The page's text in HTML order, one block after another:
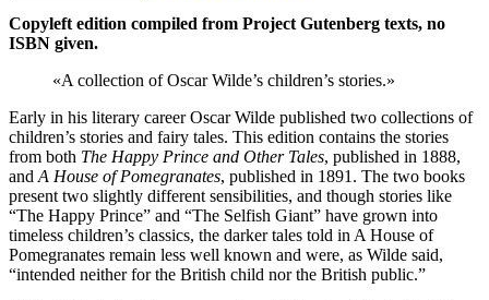
Copyleft edition compiled from Project Gutenberg texts, no
ISBN given.
«A collection of Oscar Wilde’s children’s stories.»
Early in his literary career Oscar Wilde published two collections of
children’s stories and fairy tales. This edition contains the stories
from both The Happy Prince and Other Tales, published in 1888,
and A House of Pomegranates, published in 1891. The two books
present two slightly different sensibilities, and though stories like
“The Happy Prince” and “The Selfish Giant” have grown into
timeless children’s classics, the darker tales told in A House of
Pomegranates remain less well known and were, as Wilde said,
“intended neither for the British child nor the British public.”